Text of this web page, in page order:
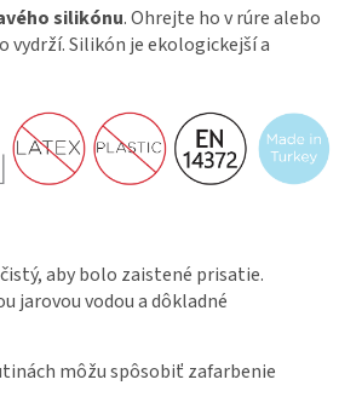
silikónu. Ohrejte ho v rúre alebo
vydrží. Silikón je ekologickejší a
aby bolo zaistené prisatie.
jarovou vodou a dôkladné
môžu spôsobiť zafarbenie